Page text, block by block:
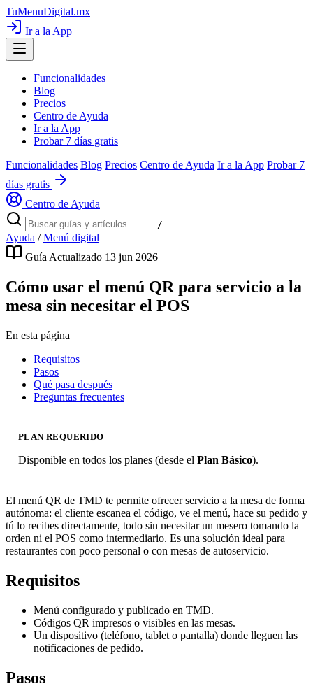
TuMenuDigital.mx
Ir a la App
Funcionalidades
Blog
Precios
Centro de Ayuda
Ir a la App
Probar 7 días gratis
Funcionalidades Blog Precios Centro de Ayuda Ir a la App Probar 7
días gratis
Centro de Ayuda
/
Ayuda / Menú digital
Guía Actualizado 13 jun 2026
Cómo usar el menú QR para servicio a la
mesa sin necesitar el POS
En esta página
Requisitos
Pasos
Qué pasa después
Preguntas frecuentes
PLAN REQUERIDO
Disponible en todos los planes (desde el Plan Básico).
El menú QR de TMD te permite ofrecer servicio a la mesa de forma
autónoma: el cliente escanea el código, ve el menú, hace su pedido y
tú lo recibes directamente, todo sin necesitar un mesero tomando la
orden ni el POS como intermediario. Es una solución ideal para
restaurantes con poco personal o con mesas de autoservicio.
Requisitos
Menú configurado y publicado en TMD.
Códigos QR impresos o visibles en las mesas.
Un dispositivo (teléfono, tablet o pantalla) donde lleguen las
notificaciones de pedido.
Pasos